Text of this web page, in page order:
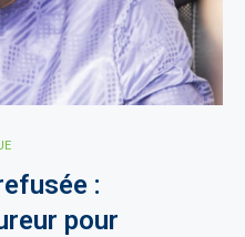
:
pour